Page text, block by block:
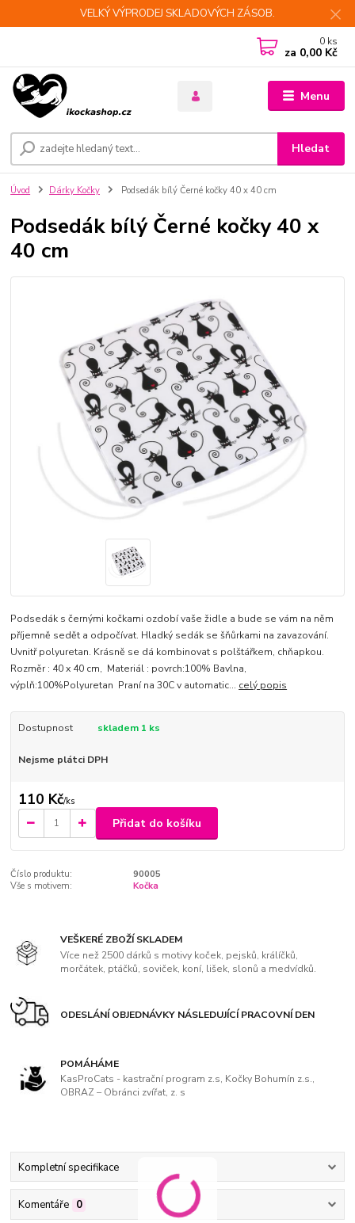
VELKÝ VÝPRODEJ SKLADOVÝCH ZÁSOB.
Menu
Hledat
0 ks
za 0,00 Kč
Úvod Dárky Kočky Podsedák bílý Černé kočky 40 x 40 cm
Podsedák bílý Černé kočky 40 x
40 cm
Podsedák s černými kočkami ozdobí vaše židle a bude se vám na něm
příjemně sedět a odpočívat. Hladký sedák se šňůrkami na zavazování.
Uvnitř polyuretan. Krásně se dá kombinovat s polštářkem, chňapkou.
Rozměr : 40 x 40 cm, Materiál : povrch:100% Bavlna,
výplň:100%Polyuretan Praní na 30C v automatic... celý popis
Dostupnost skladem 1 ks
Nejsme plátci DPH
110 Kč/ks
Přidat do košíku
Číslo produktu:
90005
Vše s motivem:
Kočka
VEŠKERÉ ZBOŽÍ SKLADEM
Více než 2500 dárků s motivy koček, pejsků, králíčků,
morčátek, ptáčků, soviček, koní, lišek, slonů a medvídků.
ODESLÁNÍ OBJEDNÁVKY NÁSLEDUJÍCÍ PRACOVNÍ DEN
POMÁHÁME
KasProCats - kastrační program z.s, Kočky Bohumín z.s.,
OBRAZ – Obránci zvířat, z. s
Kompletní specifikace
Komentáře 0